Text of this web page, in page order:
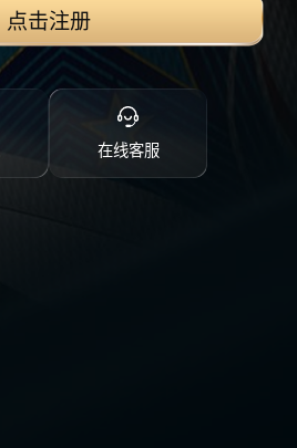
点击注册
在线客服